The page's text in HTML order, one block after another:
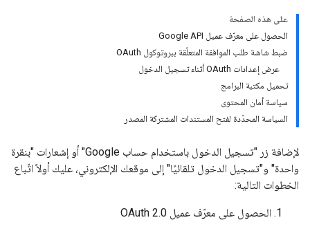
على هذه الصفحة
الحصول على معرّف عميل Google API
ضبط شاشة طلب الموافقة المتعلّقة ببروتوكول OAuth
عرض إعدادات OAuth أثناء تسجيل الدخول
تحميل مكتبة البرامج
سياسة أمان المحتوى
السياسة المحدّدة لفتح المستندات المشتركة المصدر
لإضافة زر "تسجيل الدخول باستخدام حساب Google" أو إشعارات "بنقرة
واحدة" و"تسجيل الدخول تلقائيًا" إلى موقعك الإلكتروني، عليك أولاً اتّباع
الخطوات التالية:
الحصول على معرّف عميل OAuth 2.0